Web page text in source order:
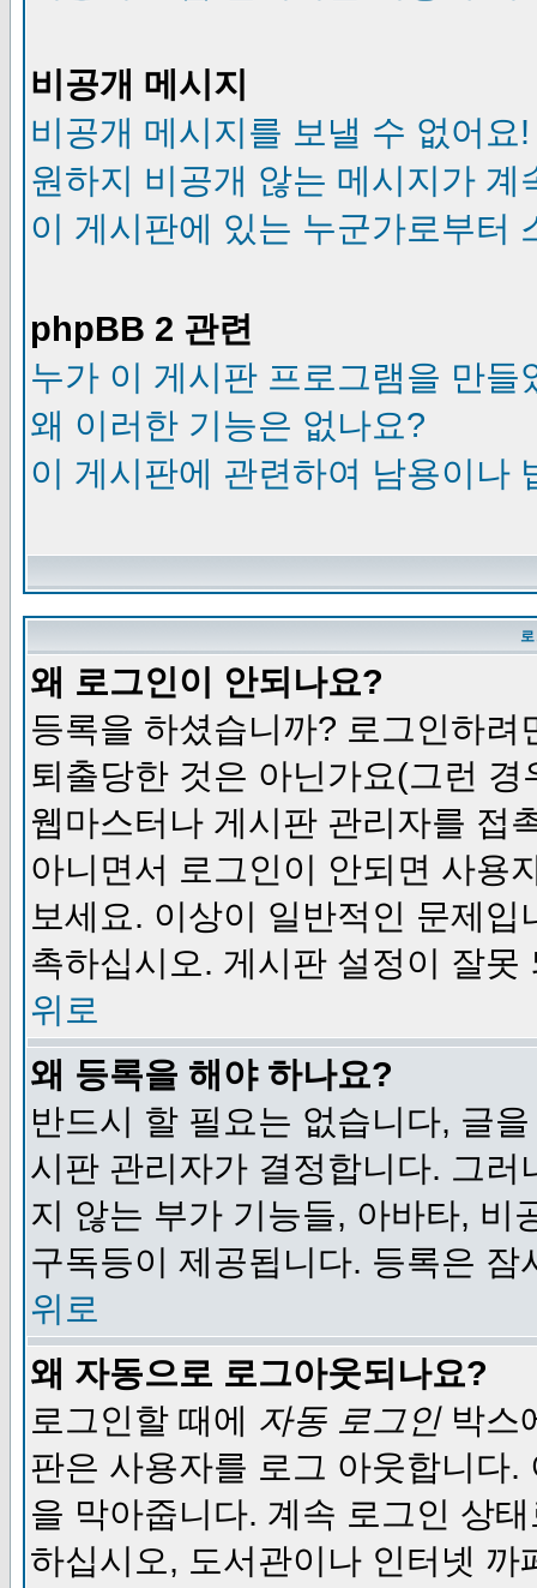
비공개 메시지
비공개 메시지를 보낼 수 없어요!
원하지 비공개 않는 메시지가 계
이 게시판에 있는 누군가로부터
phpBB 2 관련
누가 이 게시판 프로그램을 만들
왜 이러한 기능은 없나요?
이 게시판에 관련하여 남용이나
왜 로그인이 안되나요?
등록을 하셨습니까? 로그인하
퇴출당한 것은 아닌가요(그런
웹마스터나 게시판 관리자를 접
아니면서 로그인이 안되면 사용
보세요. 이상이 일반적인 문제
촉하십시오. 게시판 설정이 잘못
위로
왜 등록을 해야 하나요?
반드시 할 필요는 없습니다, 글
시판 관리자가 결정합니다. 그
지 않는 부가 기능들, 아바타, 비
구독등이 제공됩니다. 등록은
위로
왜 자동으로 로그아웃되나요?
로그인할 때에 자동 로그인박스
판은 사용자를 로그 아웃합니다
을 막아줍니다. 계속 로그인 상
하십시오, 도서관이나 인터넷